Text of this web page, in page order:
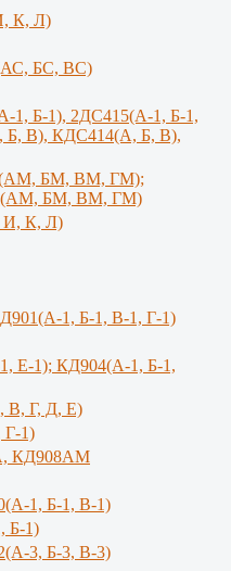
К, Л)
БС, ВС)
1, Б-1), 2ДС415(А-1, Б-1,
В), КДС414(А, Б, В),
БМ, ВМ, ГМ);
БМ, ВМ, ГМ)
И, К, Л)
1, Б-1, В-1, Г-1)
Е-1); КД904(А-1, Б-1,
В, Г, Д, Е)
Г-1)
КД908АМ
1, Б-1, В-1)
Б-1)
3, Б-3, В-3)